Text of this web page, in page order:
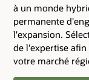
à un monde
permanente
l'expansion.
de l'expertise
votre marché